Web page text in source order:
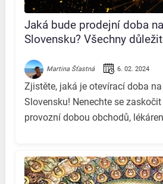
Jaká bude prodejní doba
Slovensku? Všechny
Martina Šťastná 6. 02. 2024
Zjistěte, jaká je otevírací doba
Slovensku! Nenechte se
provozní dobou obchodů,